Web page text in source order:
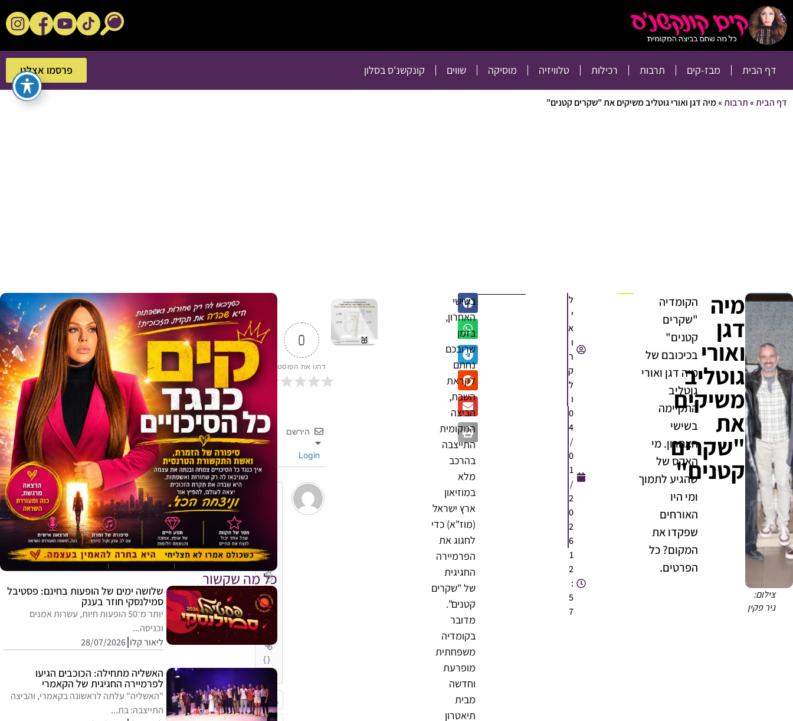
דף הבית מבז-קים תרבות רכילות טלוויזיה מוסיקה שווים קונקשנ'ס בסלון פרסמו אצלנו
פרסמו אצלנו
דף הבית»תרבות»מיה דגן ואורי גוטליב משיקים את "שקרים קטנים"
צילום:
ניר פקין
מיה
דגן
ואורי
גוטליב
משיקים
את
"שקרים
קטנים"
הקומדיה
"שקרים
קטנים"
בכיכובם של
מיה דגן ואורי
גוטליב
התקיימה
בשישי
האחרון. מי
האקס של
שהגיע לתמוך
ומי היו
האורחים
שפקדו את
המקום? כל
הפרטים.
ל
י
א
ו
ר
ק
ל
ו
0
4
/
0
1
/
2
0
2
6
1
2
:
5
7
בשישי
האחרון,
בזמן
שרובכם
נחתם
לקראת
השבת,
הביצה
המקומית
התייצבה
בהרכב
מלא
במוזיאון
ארץ ישראל
(מוז"א) כדי
לחגוג את
הפרמיירה
החגיגית
של "שקרים
קטנים".
מדובר
בקומדיה
משפחתית
מופרעת
וחדשה
מבית
תיאטרון
0
דרגו את הפוסט
הירשם
{}
[+]
שם
כל מה שקשור
שלושה ימים של הופעות בחינם: פסטיבל
סמילנסקי חוזר בענק
יותר מ־50 הופעות חיות, עשרות אמנים
וכניסה...
ליאור קלו 28/07/2026
האשליה מתחילה: הכוכבים הגיעו
לפרמיירה החגיגית של הקאמרי
"האשליה" עלתה לראשונה בקאמרי, והביצה
התייצבה: בת...